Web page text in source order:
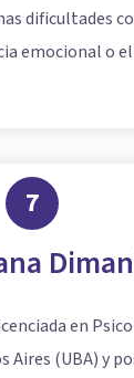
dificultades
emocional o
7
en
Aires (UBA) y